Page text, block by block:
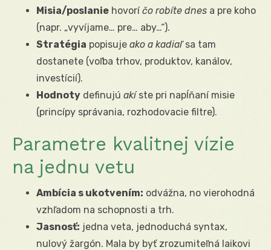
Misia/poslanie hovoríčo robíte dnes a pre koho
(napr. „vyvíjame… pre… aby…“).
Stratégia popisuje ako a kadiaľsa tam
dostanete (voľba trhov, produktov, kanálov,
investícií).
Hodnoty definujú akíste pri napĺňaní misie
(princípy správania, rozhodovacie filtre).
Parametre kvalitnej vízie
na jednu vetu
Ambícia s ukotvením: odvážna, no vierohodná
vzhľadom na schopnosti a trh.
Jasnosť: jedna veta, jednoduchá syntax,
nulový žargón. Mala by byť zrozumiteľná laikovi